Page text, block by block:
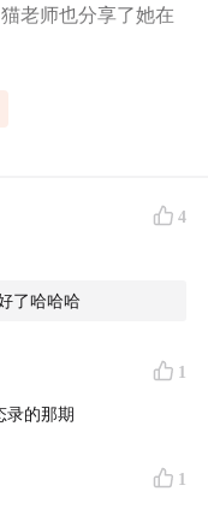
老师也分享了她在
精饮料有兴趣，不
bgsyxzs加入听众
4
了哈哈哈
1
录的那期
1